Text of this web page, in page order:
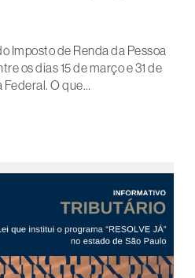
Imposto de Renda da Pessoa
os dias 15 de março e 31 de
Federal. O que…